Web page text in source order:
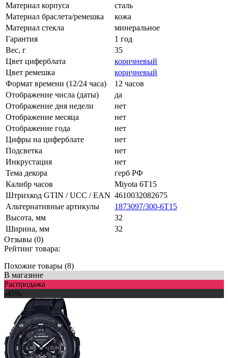
Материал корпуса
сталь
Материал браслета/ремешка
кожа
Материал стекла
минеральное
Гарантия
1 год
Вес, г
35
Цвет циферблата
коричневый
Цвет ремешка
коричневый
Формат времени (12/24 часа)
12 часов
Отображение числа (даты)
да
Отображение дня недели
нет
Отображение месяца
нет
Отображение года
нет
Цифры на циферблате
нет
Подсветка
нет
Инкрустация
нет
Тема декора
герб РФ
Калибр часов
Miyota 6T15
Штрихкод GTIN / UCC / EAN 4610032082675
Альтернативные артикулы
1873097/300-6Т15
Высота, мм
32
Ширина, мм
32
Отзывы (0)
Рейтинг товара:
Похожие товары (8)
В магазине
Распродажа
-45%